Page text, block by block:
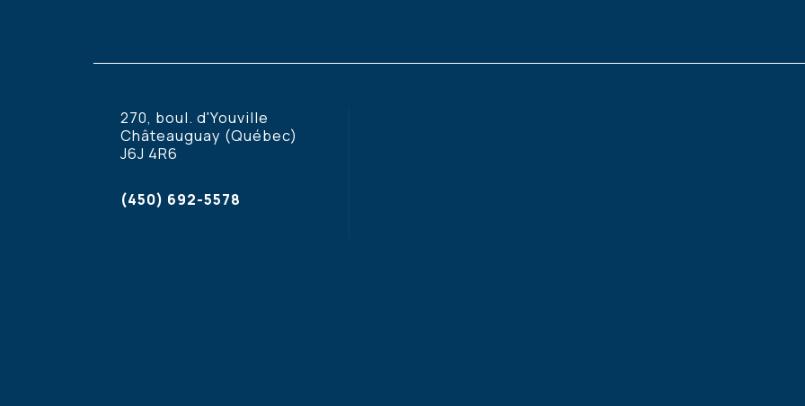
270, boul. d'Youville
Châteauguay (Québec)
J6J 4R6
(450) 692-5578